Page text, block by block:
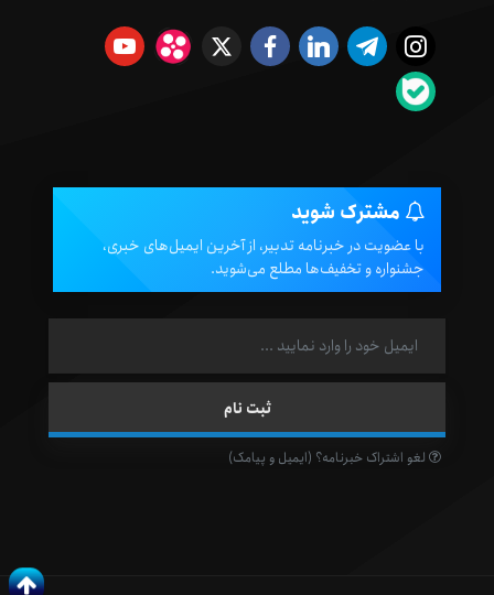
مشترک شوید
با عضویت در خبرنامه تدبیر، از آخرین ایمیل‌های خبری،
جشنواره و تخفیف‌ها مطلع می‌شوید.
لغو اشتراک خبرنامه؟ (ایمیل و پیامک)